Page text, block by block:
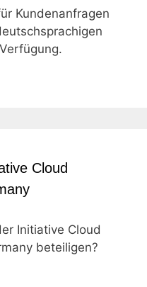
Kundenanfragen
Cloud
Initiative Cloud
beteiligen?